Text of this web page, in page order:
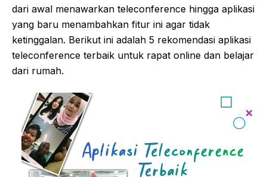
dari awal menawarkan teleconference hingga aplikasi
yang baru menambahkan fitur ini agar tidak
ketinggalan. Berikut ini adalah 5 rekomendasi aplikasi
teleconference terbaik untuk rapat online dan belajar
dari rumah.